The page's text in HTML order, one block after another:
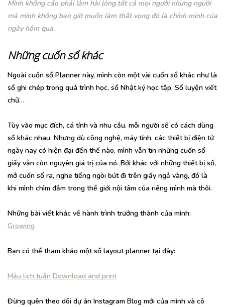
Mình không cần phải làm hài lòng tất cả mọi người nhưng người
mà mình không bao giờ muốn làm thất vọng đó là chính mình của
ngày hôm qua.
Những cuốn sổ khác
Ngoài cuốn sổ Planner này, mình còn một vài cuốn sổ khác như là
sổ ghi chép trong quá trình học, sổ Nhật ký học tập, Sổ luyện viết
chữ…
Tùy vào mục đích, cá tính và nhu cầu, mỗi người sẽ có cách dùng
sổ khác nhau. Nhưng dù công nghệ, máy tính, các thiết bị điện tử
ngày nay có hiện đại đến thế nào, mình vẫn tin những cuốn sổ
giấy vẫn còn nguyên giá trị của nó. Bởi khác với những thiết bị số,
mở cuốn sổ ra, nghe tiếng ngòi bút đi trên giấy ngả vàng, đó là
khi mình chìm đắm trong thế giới nội tâm của riêng mình mà thôi.
Những bài viết khác về hành trình trưởng thành của mình:
Growing
Bạn có thể tham khảo một số layout planner tại đây:
Mẫu lịch tuần Download and print
Đừng quên theo dõi dự án Instagram Blog mới của mình và cô